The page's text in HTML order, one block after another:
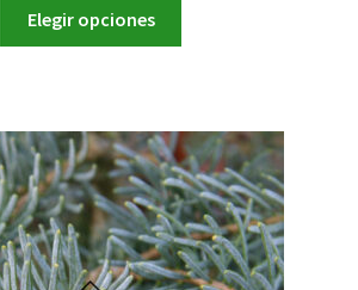
Elegir opciones
Las
opciones
se
pueden
elegir